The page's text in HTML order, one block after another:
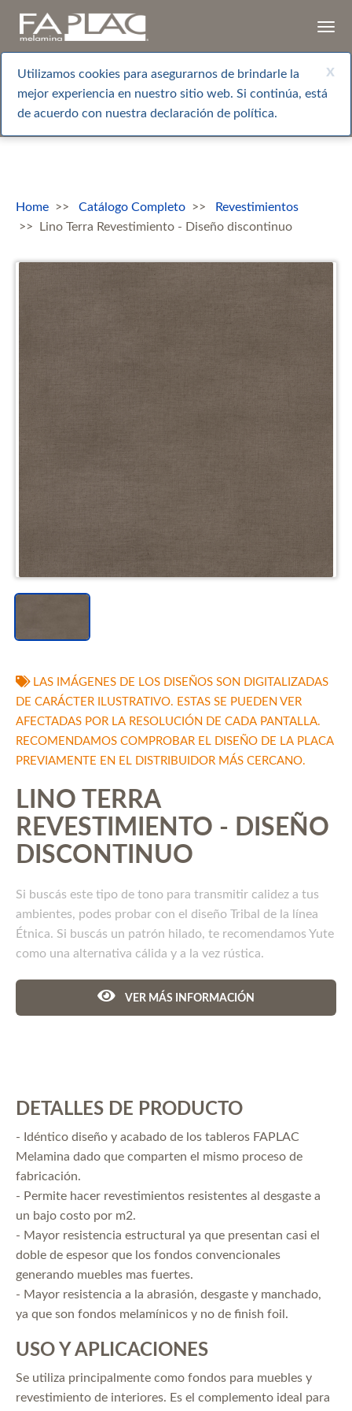
x
Utilizamos cookies para asegurarnos de brindarle la
mejor experiencia en nuestro sitio web. Si continúa, está
de acuerdo con nuestra declaración de política.
Home Catálogo Completo
Revestimientos
Lino Terra Revestimiento - Diseño discontinuo
LAS IMÁGENES DE LOS DISEÑOS SON DIGITALIZADAS
DE CARÁCTER ILUSTRATIVO. ESTAS SE PUEDEN VER
AFECTADAS POR LA RESOLUCIÓN DE CADA PANTALLA.
RECOMENDAMOS COMPROBAR EL DISEÑO DE LA PLACA
PREVIAMENTE EN EL DISTRIBUIDOR MÁS CERCANO.
LINO TERRA
REVESTIMIENTO - DISEÑO
DISCONTINUO
Si buscás este tipo de tono para transmitir calidez a tus
ambientes, podes probar con el diseño Tribal de la línea
Étnica. Si buscás un patrón hilado, te recomendamos Yute
como una alternativa cálida y a la vez rústica.
VER MÁS INFORMACIÓN
DETALLES DE PRODUCTO
- Idéntico diseño y acabado de los tableros FAPLAC
Melamina dado que comparten el mismo proceso de
fabricación.
- Permite hacer revestimientos resistentes al desgaste a
un bajo costo por m2.
- Mayor resistencia estructural ya que presentan casi el
doble de espesor que los fondos convencionales
generando muebles mas fuertes.
- Mayor resistencia a la abrasión, desgaste y manchado,
ya que son fondos melamínicos y no de finish foil.
USO Y APLICACIONES
Se utiliza principalmente como fondos para muebles y
revestimiento de interiores. Es el complemento ideal para